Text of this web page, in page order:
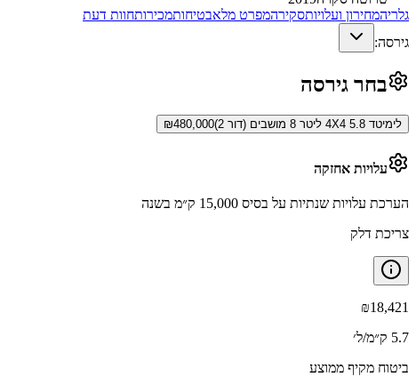
גלריהמחירון ועלויותסקירהמפרט מלאבטיחותמכירותחוות דעת
גירסה:
בחר גירסה
לימיטד 4X4 5.8 ליטר 8 מושבים (דור 2) ₪480,000
עלויות אחזקה
הערכת עלויות שנתיות על בסיס 15,000 ק״מ בשנה
צריכת דלק
₪18,421
5.7 ק״מ/ל׳
ביטוח מקיף ממוצע